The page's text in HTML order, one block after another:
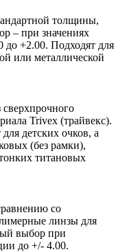
толщины,
– при значениях
до +2.00. Подходят для
или металлической
Trivex (трайвекс).
детских очков, а
(без рамки),
титановых
со
линзы для
выбор при
до +/- 4.00.